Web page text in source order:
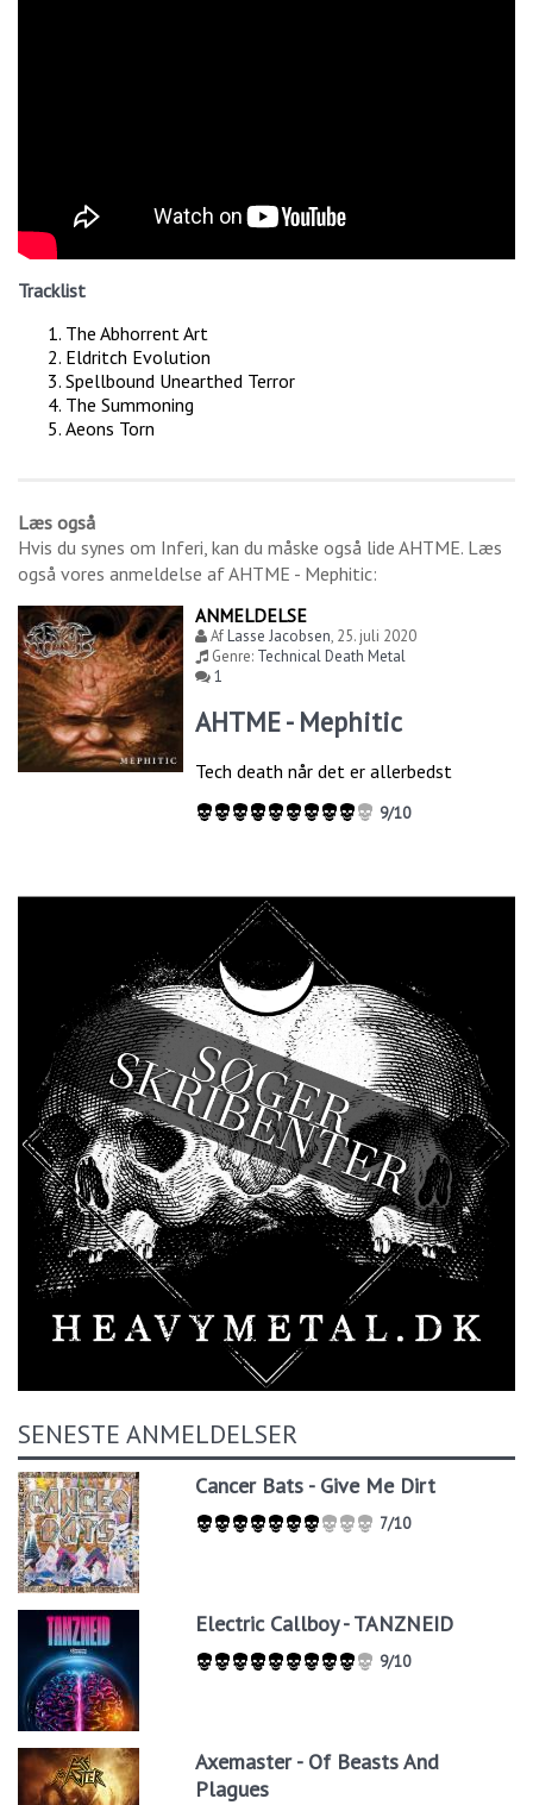
Tracklist
The Abhorrent Art
Eldritch Evolution
Spellbound Unearthed Terror
The Summoning
Aeons Torn
Læs også
Hvis du synes om Inferi, kan du måske også lide AHTME. Læs
også vores anmeldelse afAHTME - Mephitic:
ANMELDELSE
AfLasse Jacobsen, 25. juli 2020
Genre: Technical Death Metal
1
AHTME - Mephitic
Tech death når det er allerbedst
9/10
SENESTE ANMELDELSER
Cancer Bats - Give Me Dirt
7/10
Electric Callboy - TANZNEID
9/10
Axemaster - Of Beasts And
Plagues